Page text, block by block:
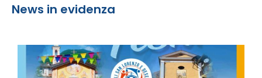
News in evidenza